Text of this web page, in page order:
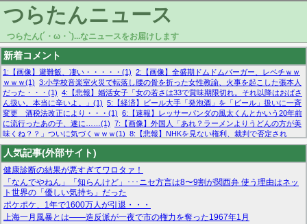
つらたんニュース
つらたん(´・ω・`)...なニュースをお届けします
新着コメント
1:【画像】避難飯、凄い・・・・・(1) 2:【画像】全盛期ドムドムバーガー、レベチｗｗ
ｗｗｗ(1) 3:小学校音楽室火災で転落し腰の骨を折った女性教諭、火事を起こした張本人
だった・・・(1) 4:【悲報】婚活女子「女の若さは33で賞味期限切れ。それ以降はおばさ
ん扱い。本当に辛いよ。」(1) 5:【経済】ビール大手「発泡酒」を「ビール」扱いに一斉
変更 酒税法改正により・・・(1) 6:【速報】レッサーパンダの風太くんとかいう20年前
に流行ったあの子、遂に……(1) 7:【画像】外国人「あれ？ラーメンよりうどんの方が美
味くね？？」ついに気づくｗｗｗ(1) 8:【悲報】NHKを見ない権利、裁判で否定され
る・・・(1) 9:欧州委員長「原発縮小は間違いでした」(1) 10:【悲報】日本企業の人手不
足、限界突破 52%「正社員も足りてません…」(1)
人気記事(外部サイト)
健康診断の結果が悪すぎてワロタァ！
「なんでやねん」「知らんけど」･･･ニセ方言は8〜9割が関西弁 使う理由はネッ
ト世界の「優しい気持ち」だった
ポケポケ、1年で1600万人が引退・・・
上海一月風暴とは——造反派が一夜で市の権力を奪った1967年1月